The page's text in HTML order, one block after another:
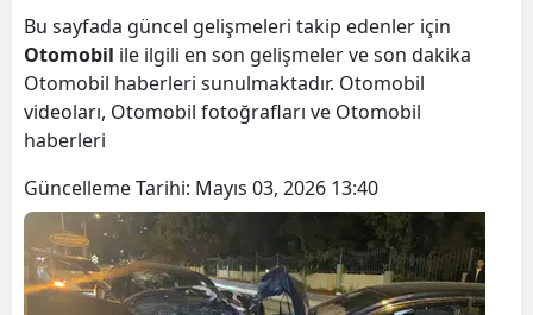
Bu sayfada güncel gelişmeleri takip edenler için
Otomobil ile ilgili en son gelişmeler ve son dakika
Otomobil haberleri sunulmaktadır. Otomobil
videoları, Otomobil fotoğrafları ve Otomobil
haberleri
Güncelleme Tarihi: Mayıs 03, 2026 13:40